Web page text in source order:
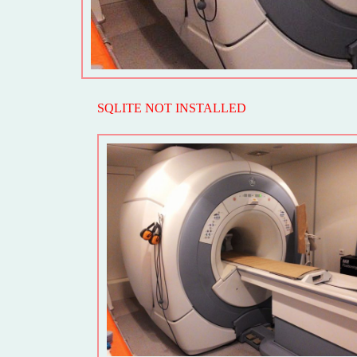
SQLITE NOT INSTALLED